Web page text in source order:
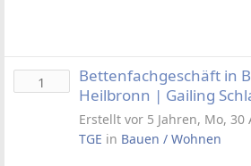
1
Bettenfachgeschäft in
Heilbronn | Gailing
Erstellt vor 5 Jahren, Mo, 30
TGE in Bauen / Wohnen